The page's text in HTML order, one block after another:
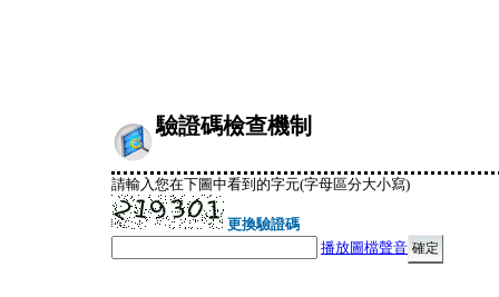
驗證碼檢查機制
請輸入您在下圖中看到的字元(字母區分大小寫)
更換驗證碼
播放圖檔聲音